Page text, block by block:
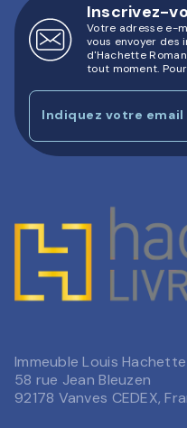
Inscrivez-
Votre adresse e-
vous envoyer des
d'Hachette
tout moment.
Indiquez votre email
Immeuble Louis Hachette
58 rue Jean Bleuzen
92178 Vanves CEDEX,